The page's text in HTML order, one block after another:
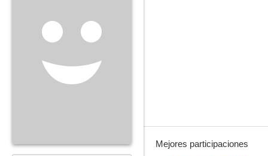
Mejores participaciones